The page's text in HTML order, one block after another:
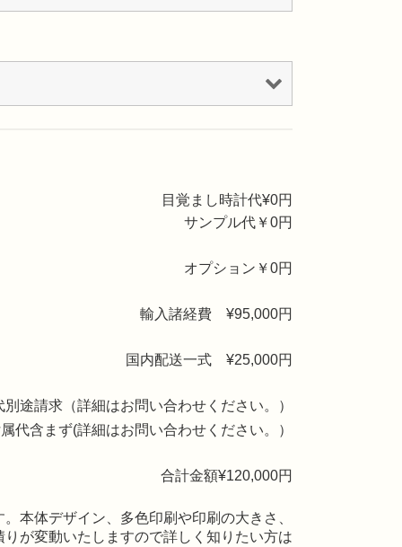
目覚まし時計代¥0円
サンプル代￥0円
オプション￥0円
輸入諸経費 ¥95,000円
国内配送一式 ¥25,000円
途請求（詳細はお問い合わせください。）
代含まず(詳細はお問い合わせください。）
合計金額¥120,000円
本体デザイン、多色印刷や印刷の大きさ、
りが変動いたしますので詳しく知りたい方は